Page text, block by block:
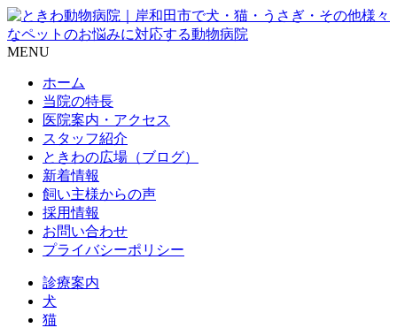
MENU
ホーム
当院の特長
医院案内・アクセス
スタッフ紹介
ときわの広場（ブログ）
新着情報
飼い主様からの声
採用情報
お問い合わせ
プライバシーポリシー
診療案内
犬
猫